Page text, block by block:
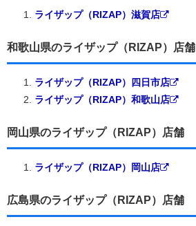
ライザップ（RIZAP）滋賀店
和歌山県のライザップ（RIZAP）店舗
ライザップ（RIZAP）四日市店
ライザップ（RIZAP）和歌山店
岡山県のライザップ（RIZAP）店舗
ライザップ（RIZAP）岡山店
広島県のライザップ（RIZAP）店舗